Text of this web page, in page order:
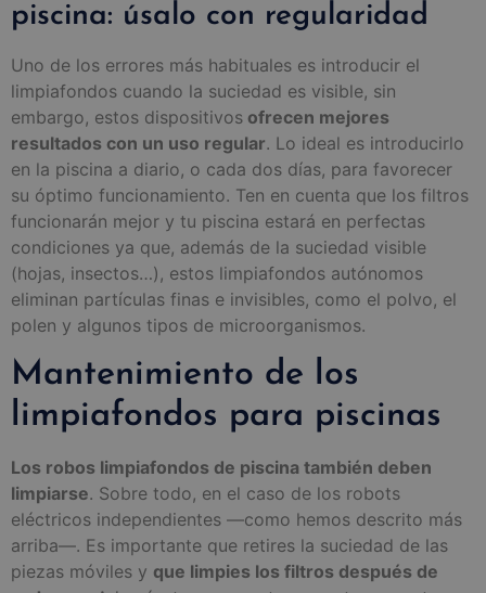
piscina: úsalo con regularidad
Uno de los errores más habituales es introducir el
limpiafondos cuando la suciedad es visible, sin
embargo, estos dispositivos ofrecen mejores
resultados con un uso regular. Lo ideal es introducirlo
en la piscina a diario, o cada dos días, para favorecer
su óptimo funcionamiento. Ten en cuenta que los filtros
funcionarán mejor y tu piscina estará en perfectas
condiciones ya que, además de la suciedad visible
(hojas, insectos…), estos limpiafondos autónomos
eliminan partículas finas e invisibles, como el polvo, el
polen y algunos tipos de microorganismos.
Mantenimiento de los
limpiafondos para piscinas
Los robos limpiafondos de piscina también deben
limpiarse. Sobre todo, en el caso de los robots
eléctricos independientes —como hemos descrito más
arriba—. Es importante que retires la suciedad de las
piezas móviles y que limpies los filtros después de